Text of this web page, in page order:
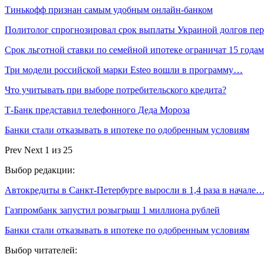
Тинькофф признан самым удобным онлайн-банком
Политолог спрогнозировал срок выплаты Украиной долгов
Срок льготной ставки по семейной ипотеке ограничат 15
Три модели российской марки Esteo вошли в программу…
Что учитывать при выборе потребительского кредита?
Т-Банк представил телефонного Деда Мороза
Банки стали отказывать в ипотеке по одобренным условиям
Prev Next 1 из 25
Выбор редакции:
Автокредиты в Санкт-Петербурге выросли в 1,4 раза в начале…
Газпромбанк запустил розыгрыш 1 миллиона рублей
Банки стали отказывать в ипотеке по одобренным условиям
Выбор читателей: